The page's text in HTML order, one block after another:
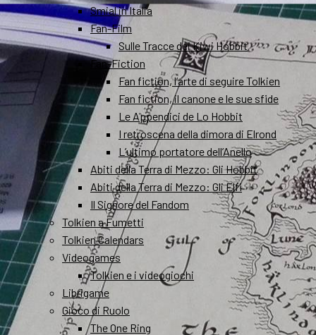
Smial in Italia
Fan-Film
Sulle Tracce dei Kiwi Hobbit
Fan-Fiction
Fan fiction, l’arte di seguire Tolkien
Fan fiction, il canone e le sue sfide
Le Appendici de Lo Hobbit
I retroscena della dimora di Elrond
L’ultimo portatore dell’Anello
Abiti della Terra di Mezzo: Gli Hobbit
Abiti della Terra di Mezzo: Gli Elfi
Il Signore del Fandom
Tolkien a Fumetti
Tolkien Calendars
Videogames
Tolkien e i videogiochi
Librigame
Gioco di Ruolo
The One Ring